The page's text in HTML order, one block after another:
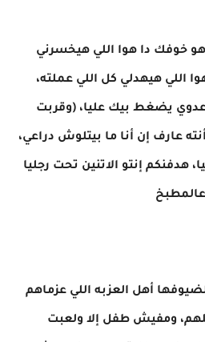
خوفك دا هوا اللي هيخسرني
اللي هيهدلي كل اللي عملته،
يضغط بيك عليا، (وقربت
عارف إن أنا ما بيتلوش دراعي،
هدفنكم إنتو الاتنين تحت رجليا
أهل العزبه اللي عزماهم
ومفيش طفل إلا ولعبت